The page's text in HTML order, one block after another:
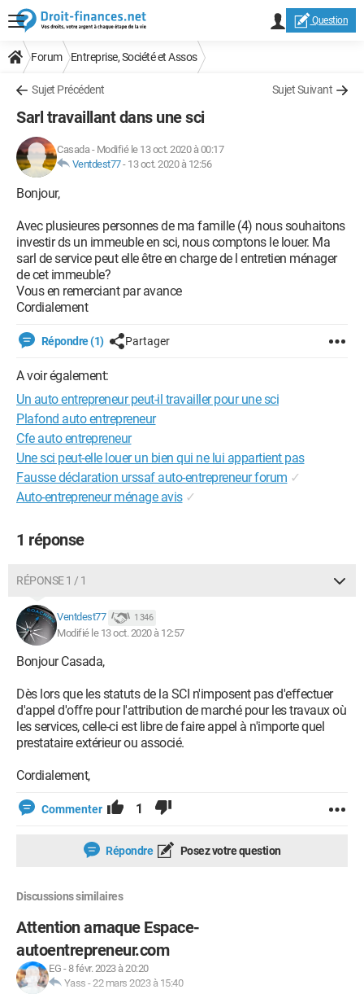
Question
Forum Entreprise, Société et Assos
Sujet Précédent Sujet Suivant
Sarl travaillant dans une sci
Casada- Modifié le 13 oct. 2020 à 00:17
Ventdest77- 13 oct. 2020 à 12:56
Bonjour,
Avec plusieures personnes de ma famille (4) nous souhaitons
investir ds un immeuble en sci, nous comptons le louer. Ma
sarl de service peut elle être en charge de l entretien ménager
de cet immeuble?
Vous en remerciant par avance
Cordialement
Répondre (1) Partager
A voir également:
Un auto entrepreneur peut-il travailler pour une sci
Plafond auto entrepreneur
Cfe auto entrepreneur
Une sci peut-elle louer un bien qui ne lui appartient pas
Fausse déclaration urssaf auto-entrepreneur forum ✓
Auto-entrepreneur ménage avis ✓
1 réponse
RÉPONSE 1 / 1
Ventdest77 1 346
Modifié le 13 oct. 2020 à 12:57
Bonjour Casada,
Dès lors que les statuts de la SCI n'imposent pas d'effectuer
d'appel d'offre pour l'attribution de marché pour les travaux où
les services, celle-ci est libre de faire appel à n'importe quel
prestataire extérieur ou associé.
Cordialement,
Commenter 1
Répondre Posez votre question
Discussions similaires
Attention arnaque Espace-
autoentrepreneur.com
EG -8 févr. 2023 à 20:20
Yass -22 mars 2023 à 15:40